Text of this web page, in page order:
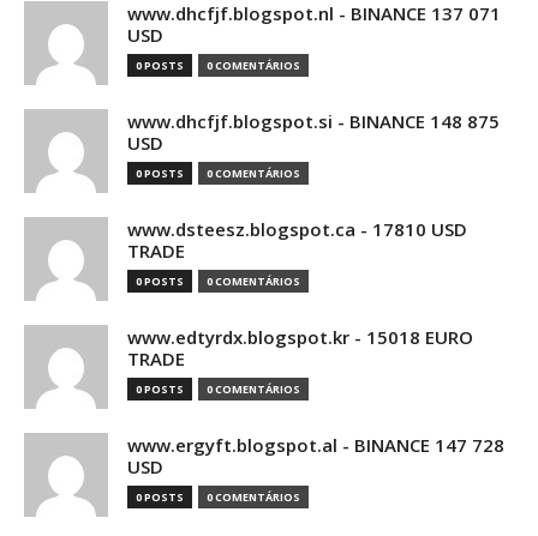
www.dhcfjf.blogspot.nl - BINANCE 137 071
USD
0 POSTS 0 COMENTÁRIOS
www.dhcfjf.blogspot.si - BINANCE 148 875
USD
0 POSTS 0 COMENTÁRIOS
www.dsteesz.blogspot.ca - 17810 USD
TRADE
0 POSTS 0 COMENTÁRIOS
www.edtyrdx.blogspot.kr - 15018 EURO
TRADE
0 POSTS 0 COMENTÁRIOS
www.ergyft.blogspot.al - BINANCE 147 728
USD
0 POSTS 0 COMENTÁRIOS